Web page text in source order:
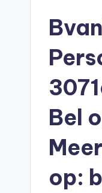
O
Bel
op: